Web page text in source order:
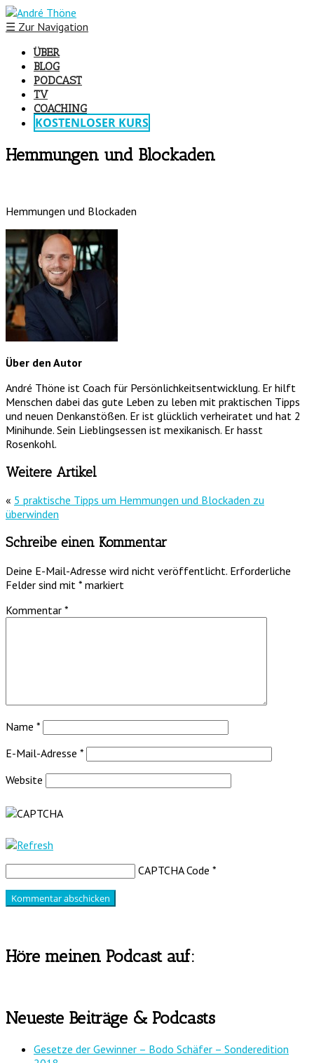
☰ Zur Navigation
ÜBER
BLOG
PODCAST
TV
COACHING
KOSTENLOSER KURS
Hemmungen und Blockaden
Hemmungen und Blockaden
Über den Autor
André Thöne ist Coach für Persönlichkeitsentwicklung. Er hilft
Menschen dabei das gute Leben zu leben mit praktischen Tipps
und neuen Denkanstößen. Er ist glücklich verheiratet und hat 2
Minihunde. Sein Lieblingsessen ist mexikanisch. Er hasst
Rosenkohl.
Weitere Artikel
« 5 praktische Tipps um Hemmungen und Blockaden zu
überwinden
Schreibe einen Kommentar
Deine E-Mail-Adresse wird nicht veröffentlicht. Erforderliche
Felder sind mit * markiert
Kommentar *
Name *
E-Mail-Adresse *
Website
CAPTCHA Code *
Höre meinen Podcast auf:
Neueste Beiträge & Podcasts
Gesetze der Gewinner – Bodo Schäfer – Sonderedition